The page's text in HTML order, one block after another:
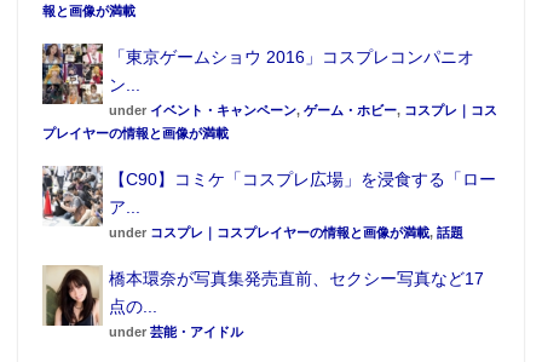
報と画像が満載
「東京ゲームショウ 2016」コスプレコンパニオ
ン...
under イベント・キャンペーン, ゲーム・ホビー, コスプレ｜コス
プレイヤーの情報と画像が満載
【C90】コミケ「コスプレ広場」を浸食する「ロー
ア...
under コスプレ｜コスプレイヤーの情報と画像が満載, 話題
橋本環奈が写真集発売直前、セクシー写真など17
点の...
under 芸能・アイドル